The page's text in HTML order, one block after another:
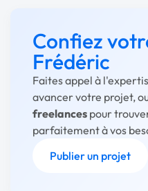
Confiez
Frédéric
Faites appel à
avancer votre projet,
freelances pour
parfaitement à vos
Publier un projet